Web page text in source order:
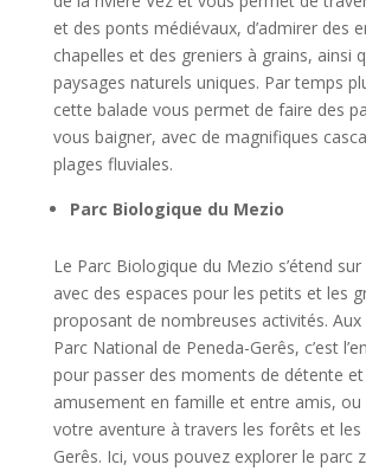
et des ponts médiévaux, d’admirer des
chapelles et des greniers à grains, ainsi
paysages naturels uniques. Par temps
cette balade vous permet de faire des
vous baigner, avec de magnifiques
plages fluviales.
Parc Biologique du Mezio
Le Parc Biologique du Mezio s’étend
avec des espaces pour les petits et les
proposant de nombreuses activités.
Parc National de Peneda-Gerês, c’est
pour passer des moments de détente
amusement en famille et entre amis,
votre aventure à travers les forêts et
Gerês. Ici, vous pouvez explorer le parc